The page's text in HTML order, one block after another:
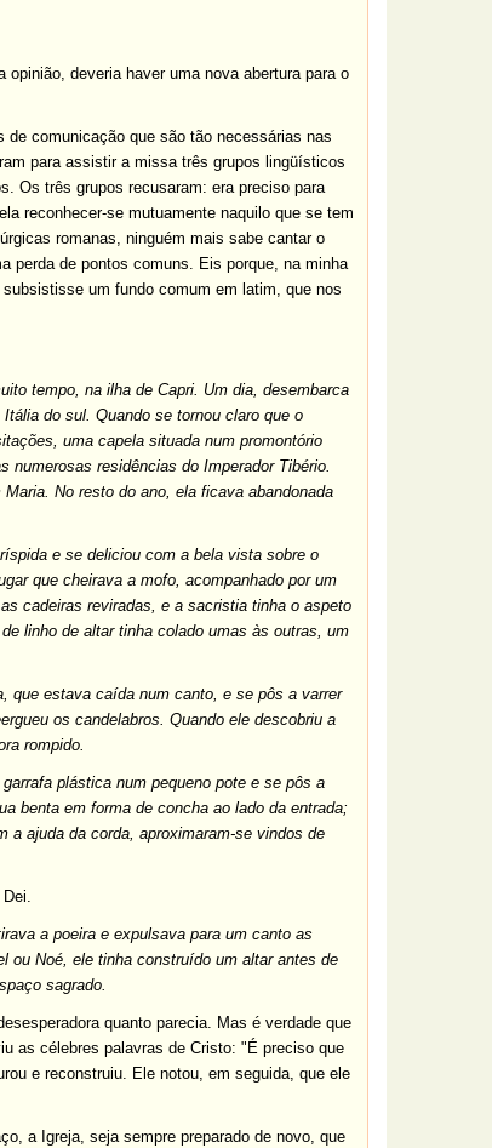
deveria haver uma nova abertura para o
comunicação que são tão necessárias nas
para assistir a missa três grupos lingüísticos
Os três grupos recusaram: era preciso para
reconhecer-se mutuamente naquilo que se tem
romanas, ninguém mais sabe cantar o
perda de pontos comuns. Eis porque, na minha
um fundo comum em latim, que nos
tempo, na ilha de Capri. Um dia, desembarca
do sul. Quando se tornou claro que o
uma capela situada num promontório
residências do Imperador Tibério.
No resto do ano, ela ficava abandonada
e se deliciou com a bela vista sobre o
que cheirava a mofo, acompanhado por um
cadeiras reviradas, e a sacristia tinha o aspeto
linho de altar tinha colado umas às outras, um
que estava caída num canto, e se pôs a varrer
os candelabros. Quando ele descobriu a
rompido.
plástica num pequeno pote e se pôs a
benta em forma de concha ao lado da entrada;
a ajuda da corda, aproximaram-se vindos de
Dei.
a poeira e expulsava para um canto as
ou Noé, ele tinha construído um altar antes de
sagrado.
quanto parecia. Mas é verdade que
as célebres palavras de Cristo: "É preciso que
e reconstruiu. Ele notou, em seguida, que ele
a Igreja, seja sempre preparado de novo, que